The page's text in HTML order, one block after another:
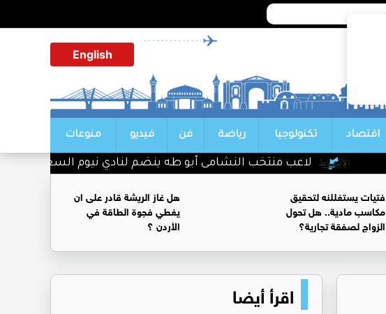
English
اقتصاد تكنولوجيا رياضة فن فيديو منوعات
لاعب منتخب النشامى أبو طه ينضم لنادي نيوم السعودي
فتيات يستغللنه لتحقيق
مكاسب مادية.. هل تحول
الزواج لصفقة تجارية؟
هل غاز الريشة قادر على ان
يغطي فجوة الطاقة في
الأردن ؟
اقرأ أيضا